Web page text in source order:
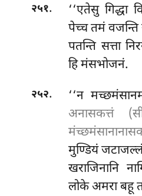
२५१.
‘‘एतेसु गिद्धा
पेच्च तमं वजन्ति
पतन्ति सत्ता
हि मंसभोजनं.
२५२. ‘‘न
अनासकत्तं
मुण्डियं
खराजिनानि
लोके अमरा बहू